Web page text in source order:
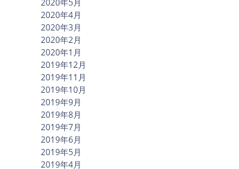
2020年4月
2020年3月
2020年2月
2020年1月
2019年12月
2019年11月
2019年10月
2019年9月
2019年8月
2019年7月
2019年6月
2019年5月
2019年4月